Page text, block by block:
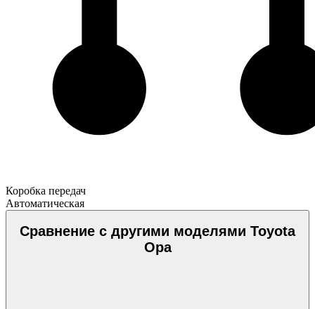
Коробка передач
Автоматическая
Сравнение с другими моделями Toyota
Opa